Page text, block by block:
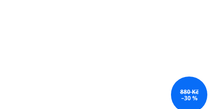
880 Kč
–30 %